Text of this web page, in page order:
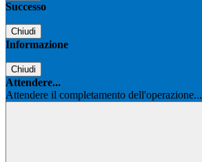
Successo
Chiudi
Informazione
Chiudi
Attendere...
Attendere il completamento dell'operazione...